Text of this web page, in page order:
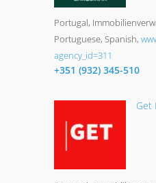
Portugal
Portuguese, Spanish
agency_id=311
+351 (932) 345-510
Get